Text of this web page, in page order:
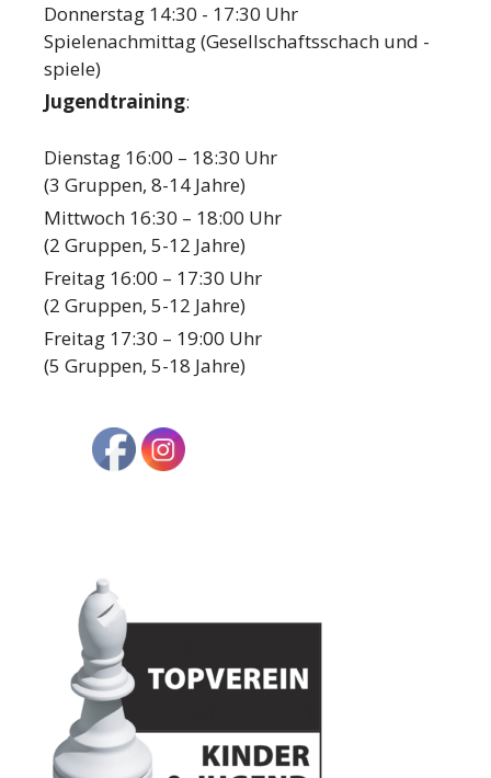
Donnerstag 14:30 - 17:30 Uhr
Spielenachmittag (Gesellschaftsschach und -
spiele)
Jugendtraining:
Dienstag 16:00 – 18:30 Uhr
(3 Gruppen, 8-14 Jahre)
Mittwoch 16:30 – 18:00 Uhr
(2 Gruppen, 5-12 Jahre)
Freitag 16:00 – 17:30 Uhr
(2 Gruppen, 5-12 Jahre)
Freitag 17:30 – 19:00 Uhr
(5 Gruppen, 5-18 Jahre)